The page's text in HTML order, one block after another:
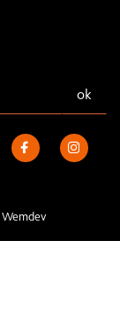
Wemdev